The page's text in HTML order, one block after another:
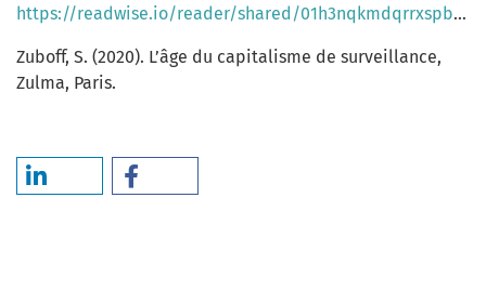
https://readwise.io/reader/shared/01h3nqkmdqrrxspbkxxmj7g5ex/
Zuboff, S. (2020). L’âge du capitalisme de surveillance,
Zulma, Paris.